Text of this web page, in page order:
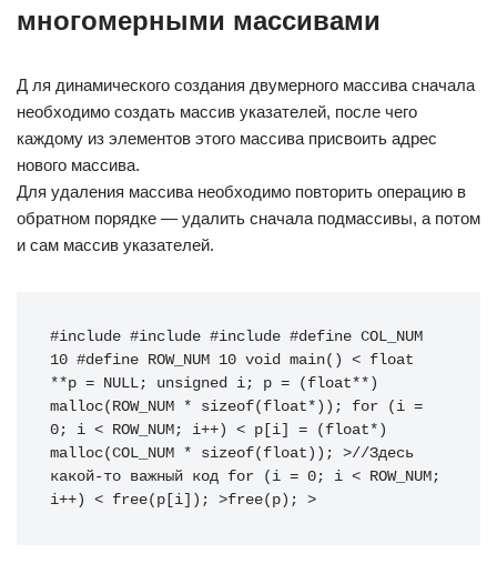
многомерными массивами
Д ля динамического создания двумерного массива сначала
необходимо создать массив указателей, после чего
каждому из элементов этого массива присвоить адрес
нового массива.
Для удаления массива необходимо повторить операцию в
обратном порядке — удалить сначала подмассивы, а потом
и сам массив указателей.
#include #include #include #define COL_NUM
10 #define ROW_NUM 10 void main() < float
**p = NULL; unsigned i; p = (float**)
malloc(ROW_NUM * sizeof(float*)); for (i =
0; i < ROW_NUM; i++) < p[i] = (float*)
malloc(COL_NUM * sizeof(float)); >//Здесь
какой-то важный код for (i = 0; i < ROW_NUM;
i++) < free(p[i]); >free(p); >